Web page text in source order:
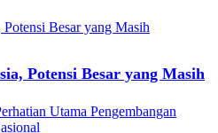
Potensi Besar yang Masih